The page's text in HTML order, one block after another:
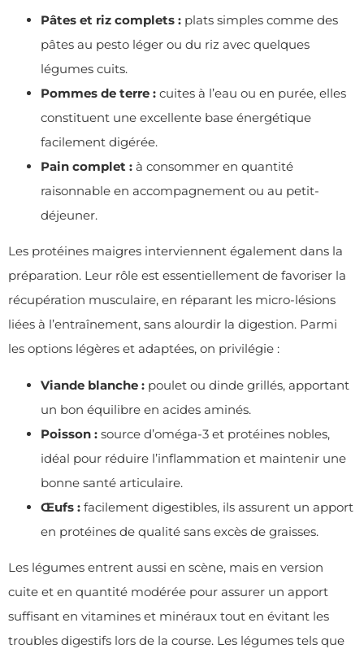
Pâtes et riz complets : plats simples comme des
pâtes au pesto léger ou du riz avec quelques
légumes cuits.
Pommes de terre : cuites à l’eau ou en purée, elles
constituent une excellente base énergétique
facilement digérée.
Pain complet : à consommer en quantité
raisonnable en accompagnement ou au petit-
déjeuner.
Les protéines maigres interviennent également dans la
préparation. Leur rôle est essentiellement de favoriser la
récupération musculaire, en réparant les micro-lésions
liées à l’entraînement, sans alourdir la digestion. Parmi
les options légères et adaptées, on privilégie :
Viande blanche : poulet ou dinde grillés, apportant
un bon équilibre en acides aminés.
Poisson : source d’oméga-3 et protéines nobles,
idéal pour réduire l’inflammation et maintenir une
bonne santé articulaire.
Œufs : facilement digestibles, ils assurent un apport
en protéines de qualité sans excès de graisses.
Les légumes entrent aussi en scène, mais en version
cuite et en quantité modérée pour assurer un apport
suffisant en vitamines et minéraux tout en évitant les
troubles digestifs lors de la course. Les légumes tels que